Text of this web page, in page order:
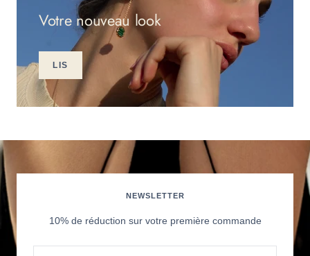
Votre nouveau look
LIS
NEWSLETTER
10% de réduction sur votre première commande